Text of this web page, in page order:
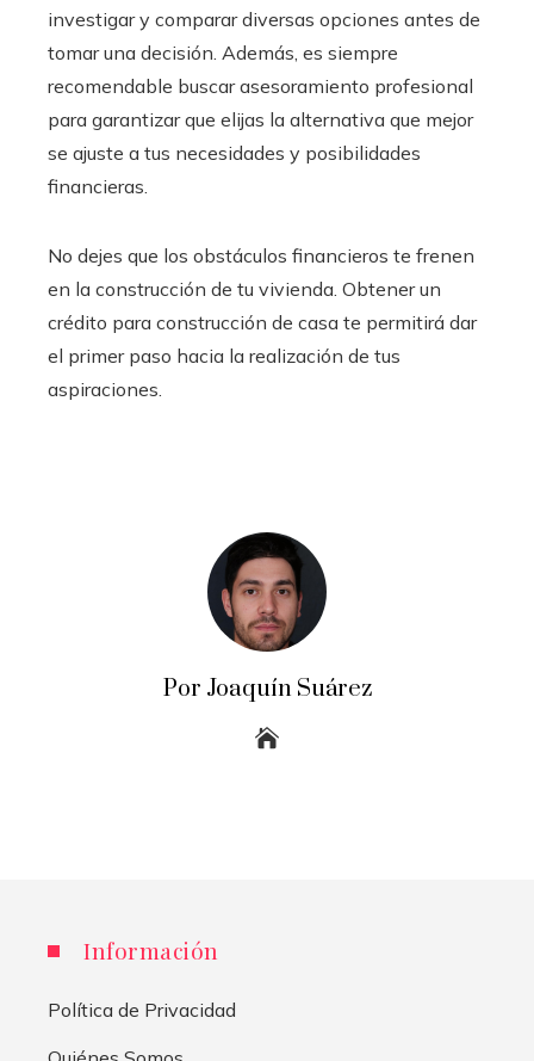
investigar y comparar diversas opciones antes de
tomar una decisión. Además, es siempre
recomendable buscar asesoramiento profesional
para garantizar que elijas la alternativa que mejor
se ajuste a tus necesidades y posibilidades
financieras.
No dejes que los obstáculos financieros te frenen
en la construcción de tu vivienda. Obtener un
crédito para construcción de casa te permitirá dar
el primer paso hacia la realización de tus
aspiraciones.
Por Joaquín Suárez
Información
Política de Privacidad